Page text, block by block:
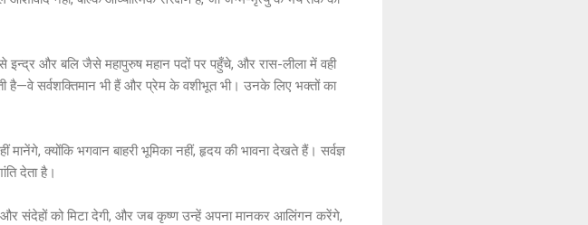
और बलि जैसे महापुरुष महान पदों पर पहुँचे, और रास-लीला में वही
है—वे सर्वशक्तिमान भी हैं और प्रेम के वशीभूत भी। उनके लिए भक्तों का
क्योंकि भगवान बाहरी भूमिका नहीं, हृदय की भावना देखते हैं। सर्वज्ञ
देता है।
संदेहों को मिटा देगी, और जब कृष्ण उन्हें अपना मानकर आलिंगन करेंगे,